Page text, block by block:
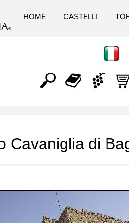
HOME CASTELLI
Cavaniglia di